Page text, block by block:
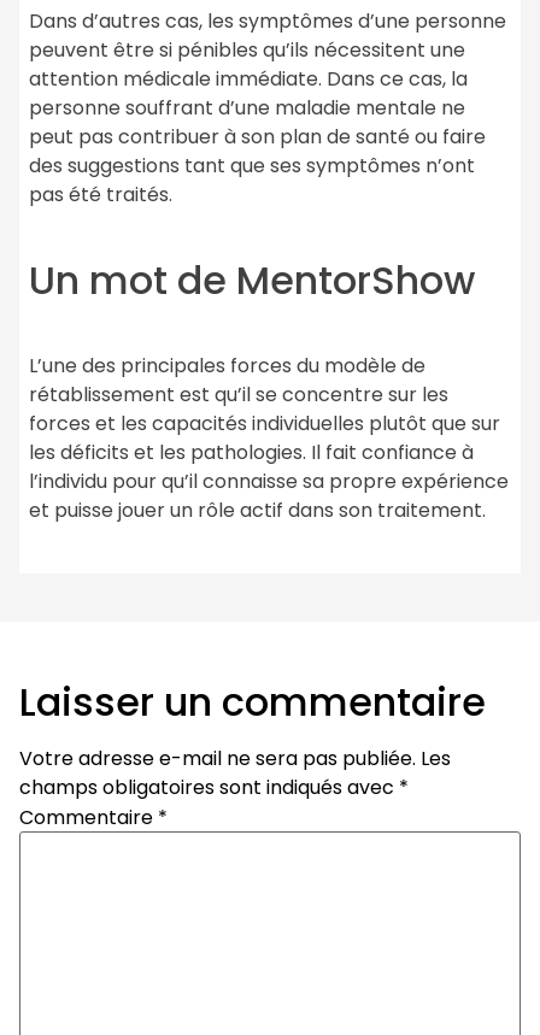
Dans d’autres cas, les symptômes d’une personne
peuvent être si pénibles qu’ils nécessitent une
attention médicale immédiate. Dans ce cas, la
personne souffrant d’une maladie mentale ne
peut pas contribuer à son plan de santé ou faire
des suggestions tant que ses symptômes n’ont
pas été traités.
Un mot de MentorShow
L’une des principales forces du modèle de
rétablissement est qu’il se concentre sur les
forces et les capacités individuelles plutôt que sur
les déficits et les pathologies. Il fait confiance à
l’individu pour qu’il connaisse sa propre expérience
et puisse jouer un rôle actif dans son traitement.
Laisser un commentaire
Votre adresse e-mail ne sera pas publiée. Les
champs obligatoires sont indiqués avec *
Commentaire *